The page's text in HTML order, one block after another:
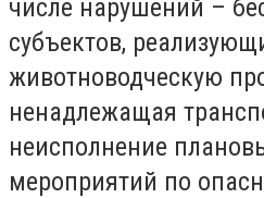
числе нарушений –
субъектов,
животноводческую
ненадлежащая
неисполнение
мероприятий по